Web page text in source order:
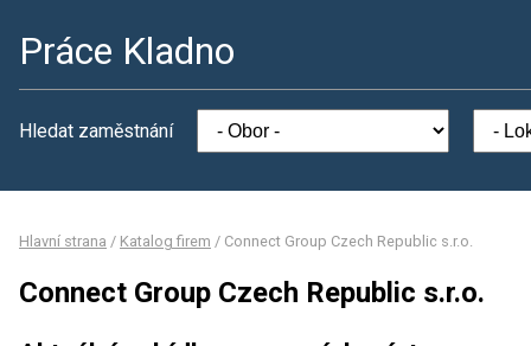
Práce Kladno
Hledat zaměstnání
Hlavní strana / Katalog firem / Connect Group Czech Republic s.r.o.
Connect Group Czech Republic s.r.o.